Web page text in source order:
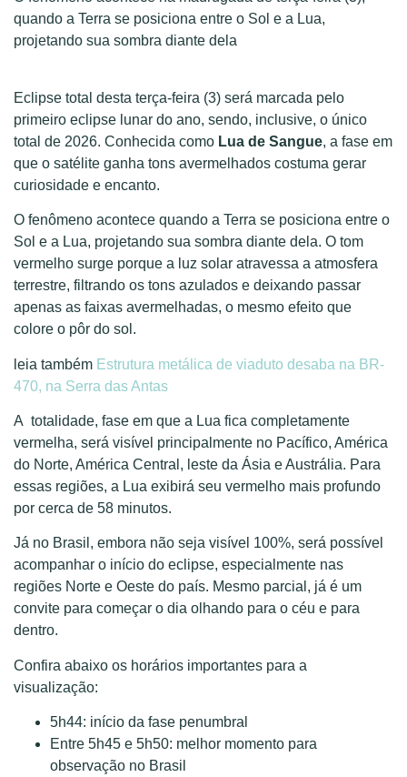
quando a Terra se posiciona entre o Sol e a Lua,
projetando sua sombra diante dela
Eclipse total desta terça-feira (3) será marcada pelo
primeiro eclipse lunar do ano, sendo, inclusive, o único
total de 2026. Conhecida como Lua de Sangue, a fase em
que o satélite ganha tons avermelhados costuma gerar
curiosidade e encanto.
O fenômeno acontece quando a Terra se posiciona entre o
Sol e a Lua, projetando sua sombra diante dela. O tom
vermelho surge porque a luz solar atravessa a atmosfera
terrestre, filtrando os tons azulados e deixando passar
apenas as faixas avermelhadas, o mesmo efeito que
colore o pôr do sol.
leia também Estrutura metálica de viaduto desaba na BR-
470, na Serra das Antas
A totalidade, fase em que a Lua fica completamente
vermelha, será visível principalmente no Pacífico, América
do Norte, América Central, leste da Ásia e Austrália. Para
essas regiões, a Lua exibirá seu vermelho mais profundo
por cerca de 58 minutos.
Já no Brasil, embora não seja visível 100%, será possível
acompanhar o início do eclipse, especialmente nas
regiões Norte e Oeste do país. Mesmo parcial, já é um
convite para começar o dia olhando para o céu e para
dentro.
Confira abaixo os horários importantes para a
visualização:
5h44: início da fase penumbral
Entre 5h45 e 5h50: melhor momento para
observação no Brasil